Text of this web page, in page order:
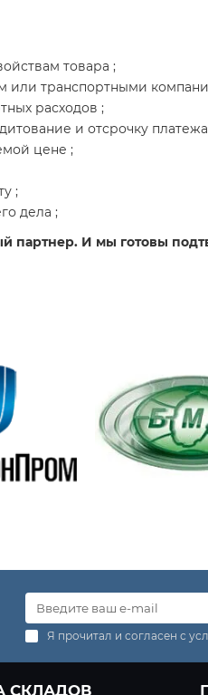
товара ;
или транспортными
расходов ;
и отсрочку
цене ;
;
дела ;
партнер. И мы готовы
Я прочитал и согласен с
СКЛАДОВ